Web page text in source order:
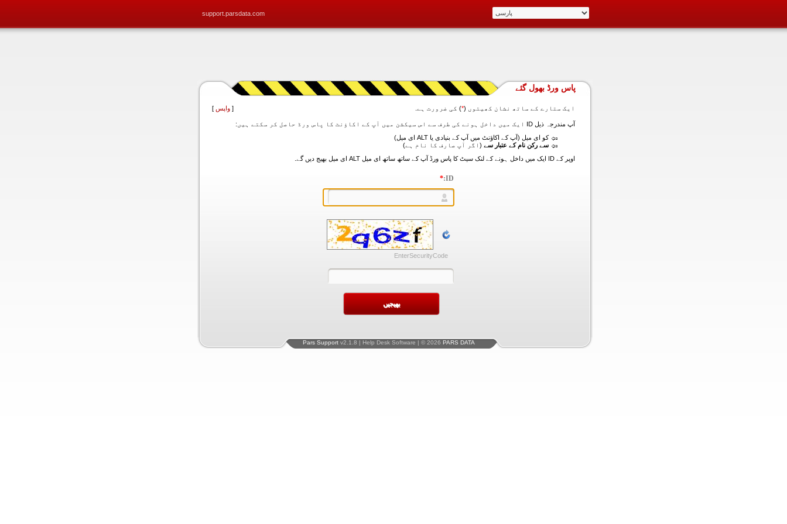
support.parsdata.com
پاس ورڈ بھول گئے
ایک ستارے کے ساتھ نشان کھیتوں (*) کی ضرورت ہے. [ واپس ]
آپ مندرجہ ذیل ID ایک میں داخل ہونے کی طرف سے اس سیکشن میں آپ کے اکاؤنٹ کا پاس ورڈ حاصل کر سکتے ہیں:
کو ای میل (آپ کے اکاؤنٹ میں آپ کے بنیادی یا ALT ای میل)
سے رکن نام کے عتبار سے (اگر آپ صارف کا نام ہے)
اوپر کے ID ایک میں داخل ہونے کے لنک سیٹ کا پاس ورڈ آپ کے ساتھ ساتھ ای میل ALT ای میل بھیج دیں گے.
ID:
*
EnterSecurityCode
Pars Support v2.1.8 | Help Desk Software | © 2026 PARS DATA